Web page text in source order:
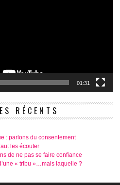
01:31
RÉCENTS
: parlons du consentement
les écouter
de ne pas se faire confiance
« tribu »…mais laquelle ?